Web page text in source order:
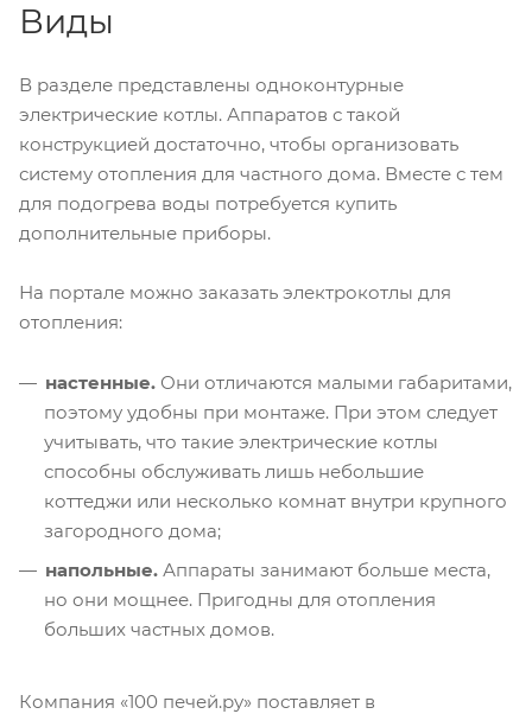
Виды
В разделе представлены одноконтурные
электрические котлы. Аппаратов с такой
конструкцией достаточно, чтобы организовать
систему отопления для частного дома. Вместе с тем
для подогрева воды потребуется купить
дополнительные приборы.
На портале можно заказать электрокотлы для
отопления:
настенные. Они отличаются малыми габаритами,
поэтому удобны при монтаже. При этом следует
учитывать, что такие электрические котлы
способны обслуживать лишь небольшие
коттеджи или несколько комнат внутри крупного
загородного дома;
напольные. Аппараты занимают больше места,
но они мощнее. Пригодны для отопления
больших частных домов.
Компания «100 печей.ру» поставляет в